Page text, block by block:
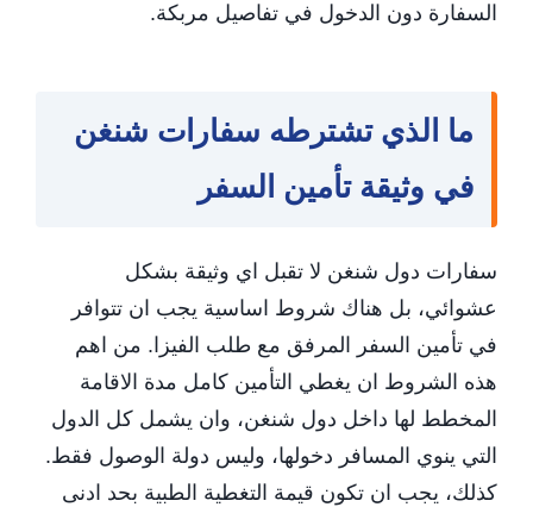
السفارة دون الدخول في تفاصيل مربكة.
ما الذي تشترطه سفارات شنغن
في وثيقة تأمين السفر
سفارات دول شنغن لا تقبل اي وثيقة بشكل
عشوائي، بل هناك شروط اساسية يجب ان تتوافر
في تأمين السفر المرفق مع طلب الفيزا. من اهم
هذه الشروط ان يغطي التأمين كامل مدة الاقامة
المخطط لها داخل دول شنغن، وان يشمل كل الدول
التي ينوي المسافر دخولها، وليس دولة الوصول فقط.
كذلك، يجب ان تكون قيمة التغطية الطبية بحد ادنى